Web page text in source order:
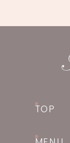
TOP